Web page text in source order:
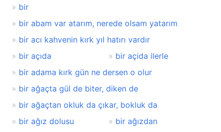
bir
bir abam var atarım, nerede olsam yatarım
bir acı kahvenin kırk yıl hatırı vardır
bir açıda
bir açida ilerle
bir adama kırk gün ne dersen o olur
bir ağaçta gül de biter, diken de
bir ağaçtan okluk da çıkar, bokluk da
bir ağız dolusu
bir ağızdan